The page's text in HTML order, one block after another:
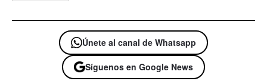
Únete al canal de Whatsapp
Síguenos en Google News